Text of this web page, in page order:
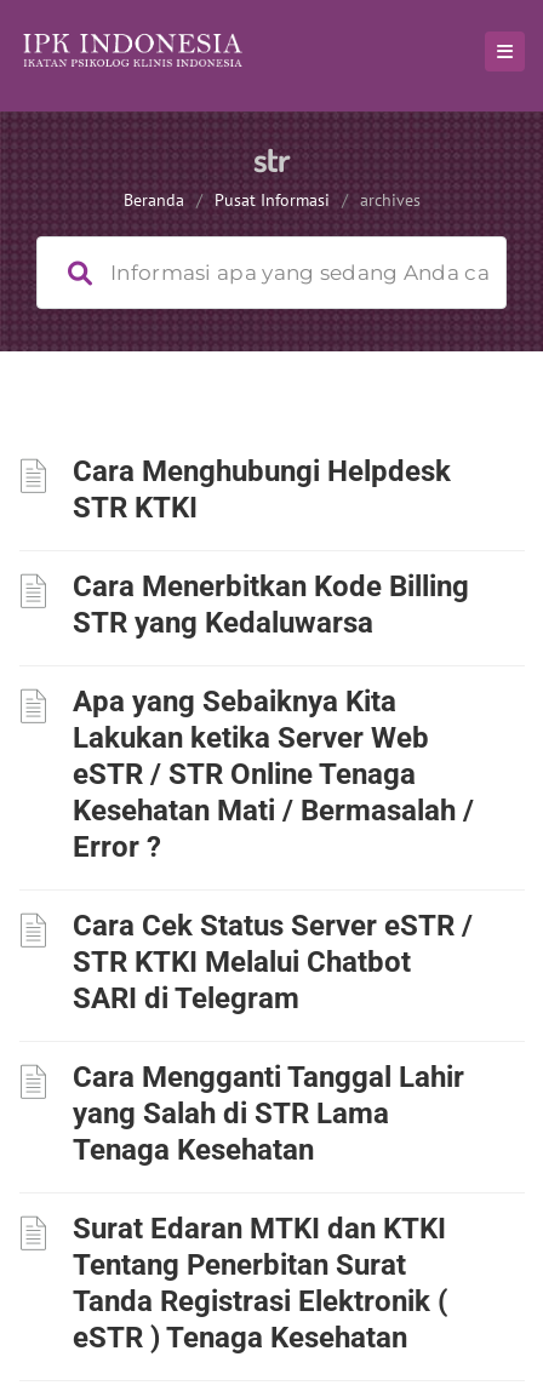
str
Beranda / Pusat Informasi / archives
Cara Menghubungi Helpdesk
STR KTKI
Cara Menerbitkan Kode Billing
STR yang Kedaluwarsa
Apa yang Sebaiknya Kita
Lakukan ketika Server Web
eSTR / STR Online Tenaga
Kesehatan Mati / Bermasalah /
Error ?
Cara Cek Status Server eSTR /
STR KTKI Melalui Chatbot
SARI di Telegram
Cara Mengganti Tanggal Lahir
yang Salah di STR Lama
Tenaga Kesehatan
Surat Edaran MTKI dan KTKI
Tentang Penerbitan Surat
Tanda Registrasi Elektronik (
eSTR ) Tenaga Kesehatan